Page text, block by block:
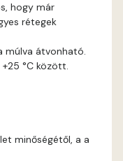
hogy már
rétegek
múlva átvonható.
°C között.
minőségétől, a a